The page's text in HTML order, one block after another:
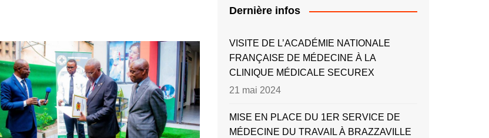
Dernière infos
VISITE DE L’ACADÉMIE NATIONALE
FRANÇAISE DE MÉDECINE À LA
CLINIQUE MÉDICALE SECUREX
21 mai 2024
MISE EN PLACE DU 1ER SERVICE DE
MÉDECINE DU TRAVAIL À BRAZZAVILLE